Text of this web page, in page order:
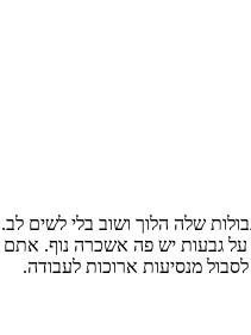
שלה הלוך ושוב בלי לשים לב.
גבעות יש פה אשכרה נוף. אתם
מנסיעות ארוכות לעבודה.